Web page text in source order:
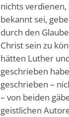
nichts
bekannt sei,
durch den
Christ sein zu
hätten Luther
geschrieben
geschrieben –
– von beiden
geistlichen